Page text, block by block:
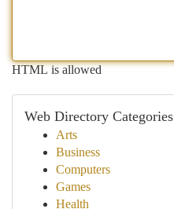
HTML is allowed
Web Directory Categories
Arts
Business
Computers
Games
Health